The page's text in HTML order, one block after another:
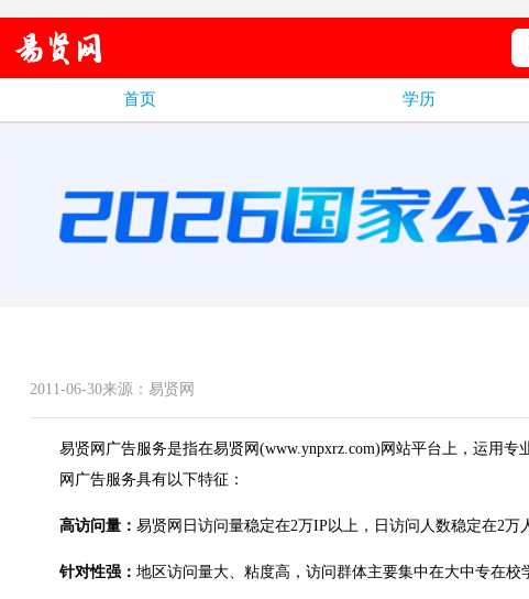
首页 学历
2011-06-30来源：易贤网
易贤网广告服务是指在易贤网(www.ynpxrz.com)网站平台上，运用专
网广告服务具有以下特征：
高访问量： 易贤网日访问量稳定在2万IP以上，日访问人数稳定在2万
针对性强： 地区访问量大、粘度高，访问群体主要集中在大中专在